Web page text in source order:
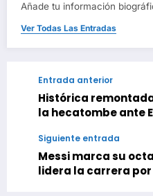
Añade tu información
Ver Todas Las Entradas
Entrada anterior
Histórica
la hecatombe ante
Siguiente entrada
Messi marca su
lidera la carrera por